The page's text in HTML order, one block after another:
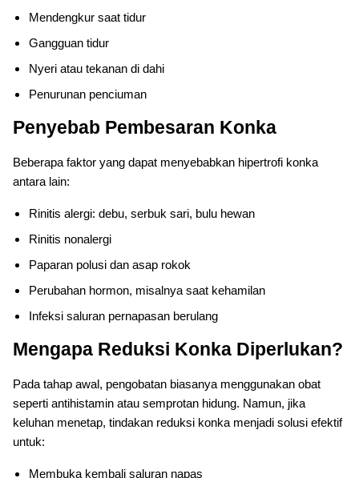
Mendengkur saat tidur
Gangguan tidur
Nyeri atau tekanan di dahi
Penurunan penciuman
Penyebab Pembesaran Konka
Beberapa faktor yang dapat menyebabkan hipertrofi konka
antara lain:
Rinitis alergi: debu, serbuk sari, bulu hewan
Rinitis nonalergi
Paparan polusi dan asap rokok
Perubahan hormon, misalnya saat kehamilan
Infeksi saluran pernapasan berulang
Mengapa Reduksi Konka Diperlukan?
Pada tahap awal, pengobatan biasanya menggunakan obat
seperti antihistamin atau semprotan hidung. Namun, jika
keluhan menetap, tindakan reduksi konka menjadi solusi efektif
untuk:
Membuka kembali saluran napas